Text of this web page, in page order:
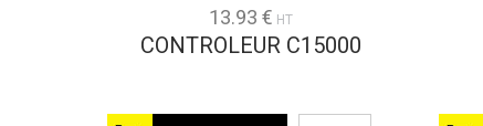
13.93 € HT
CONTROLEUR C15000